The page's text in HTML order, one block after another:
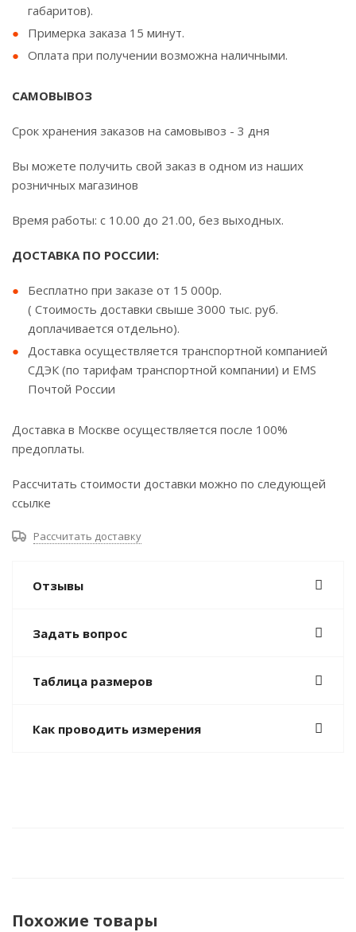
габаритов).
Примерка заказа 15 минут.
Оплата при получении возможна наличными.
САМОВЫВОЗ
Срок хранения заказов на самовывоз - 3 дня
Вы можете получить свой заказ в одном из наших
розничных магазинов
Время работы: с 10.00 до 21.00, без выходных.
ДОСТАВКА ПО РОССИИ:
Бесплатно при заказе от 15 000р.
( Стоимость доставки свыше 3000 тыс. руб.
доплачивается отдельно).
Доставка осуществляется транспортной компанией
СДЭК (по тарифам транспортной компании) и EMS
Почтой России
Доставка в Москве осуществляется после 100%
предоплаты.
Рассчитать стоимости доставки можно по следующей
ссылке
Рассчитать доставку
Отзывы
Задать вопрос
Таблица размеров
Как проводить измерения
Похожие товары